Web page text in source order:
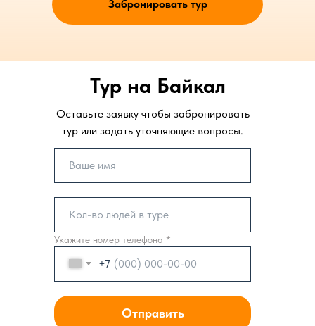
Забронировать тур
+7
Отправить
Тур на Байкал
Оставьте заявку чтобы забронировать
тур или задать уточняющие вопросы.
Укажите номер телефона *